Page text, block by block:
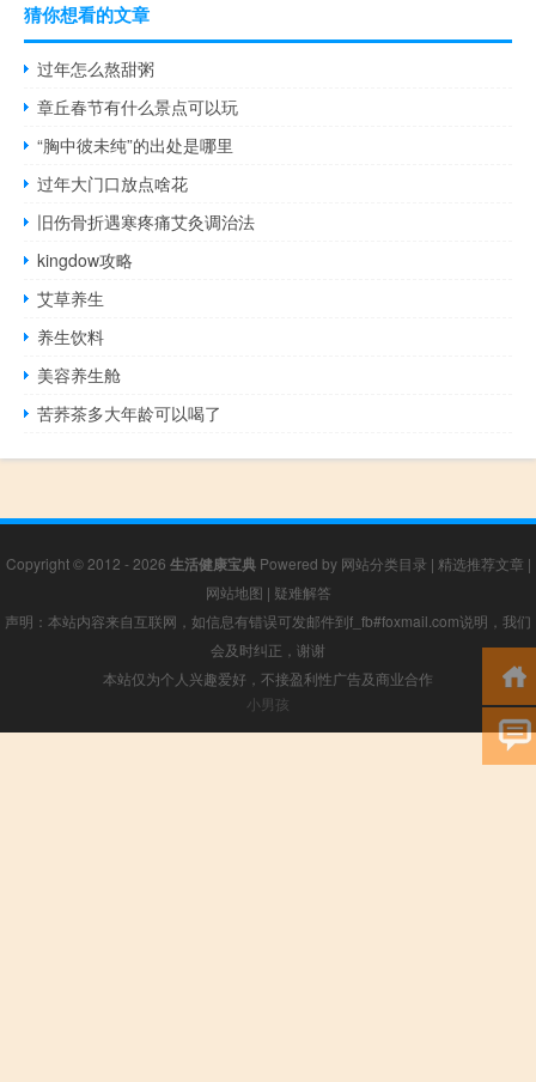
猜你想看的文章
过年怎么熬甜粥
章丘春节有什么景点可以玩
“胸中彼未纯”的出处是哪里
过年大门口放点啥花
旧伤骨折遇寒疼痛艾灸调治法
kingdow攻略
艾草养生
养生饮料
美容养生舱
苦荞茶多大年龄可以喝了
Copyright © 2012 - 2026 生活健康宝典Powered by 网站分类目录 | 精选推荐文章 |
网站地图 | 疑难解答
声明：本站内容来自互联网，如信息有错误可发邮件到f_fb#foxmail.com说明，我们
会及时纠正，谢谢
本站仅为个人兴趣爱好，不接盈利性广告及商业合作
小男孩